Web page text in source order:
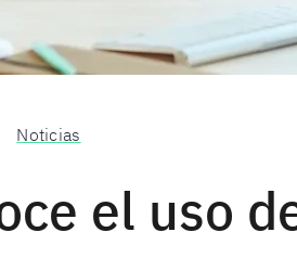
Noticias
el uso